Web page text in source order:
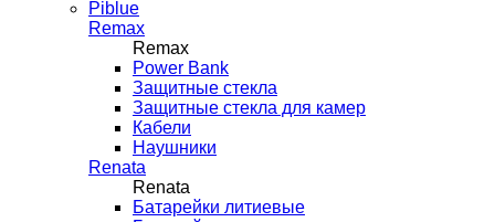
Piblue
Remax
Remax
Power Bank
Защитные стекла
Защитные стекла для камер
Кабели
Наушники
Renata
Renata
Батарейки литиевые